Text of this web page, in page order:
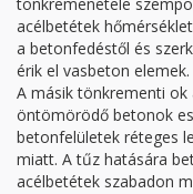
acélbetétek
a betonfedéstől és
érik el vasbeton elemek.
A másik tönkrementi ok
öntömörödő betonok
betonfelületek réteges
miatt. A tűz hatására
acélbetétek szabadon